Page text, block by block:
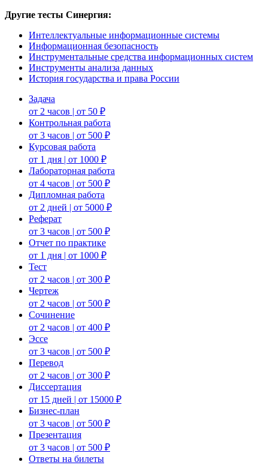
Другие тесты Синергия:
Интеллектуальные информационные системы
Информационная безопасность
Инструментальные средства информационных систем
Инструменты анализа данных
История государства и права России
Задача
от 2 часов | от 50 ₽
Контрольная работа
от 3 часов | от 500 ₽
Курсовая работа
от 1 дня | от 1000 ₽
Лабораторная работа
от 4 часов | от 500 ₽
Дипломная работа
от 2 дней | от 5000 ₽
Реферат
от 3 часов | от 500 ₽
Отчет по практике
от 1 дня | от 1000 ₽
Тест
от 2 часов | от 300 ₽
Чертеж
от 2 часов | от 500 ₽
Сочинение
от 2 часов | от 400 ₽
Эссе
от 3 часов | от 500 ₽
Перевод
от 2 часов | от 300 ₽
Диссертация
от 15 дней | от 15000 ₽
Бизнес-план
от 3 часов | от 500 ₽
Презентация
от 3 часов | от 500 ₽
Ответы на билеты